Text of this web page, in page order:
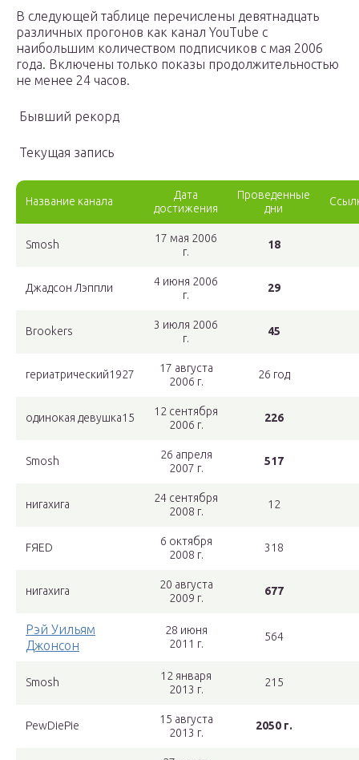
В следующей таблице перечислены девятнадцать
различных прогонов как канал YouTube с
наибольшим количеством подписчиков с мая 2006
года. Включены только показы продолжительностью
не менее 24 часов.
Бывший рекорд
Текущая запись
Название канала
Дата
достижения
Проведенные
дни
Smosh
17 мая 2006
г.
18
Джадсон Лэппли
4 июня 2006
г.
29
Brookers
3 июля 2006
г.
45
гериатрический1927
17 августа
2006 г.
26 год
одинокая девушка15
12 сентября
2006 г.
226
Smosh
26 апреля
2007 г.
517
нигахига
24 сентября
2008 г.
12
FЯED
6 октября
2008 г.
318
нигахига
20 августа
2009 г.
677
Рэй Уильям
Джонсон
28 июня
2011 г.
564
Smosh
12 января
2013 г.
215
PewDiePie
15 августа
2013 г.
2050 г.